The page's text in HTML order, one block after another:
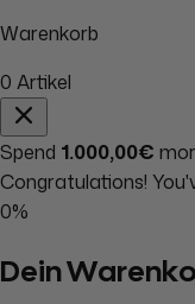
Warenkorb
0 Artikel
Spend 1.000,00€
Congratulations!
0%
Dein